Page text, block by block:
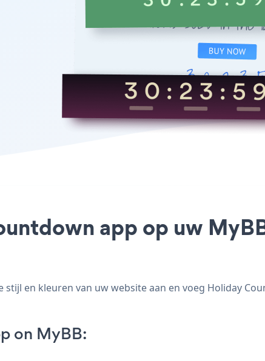
app op uw
en kleuren van uw website aan en voeg Holiday
on MyBB: